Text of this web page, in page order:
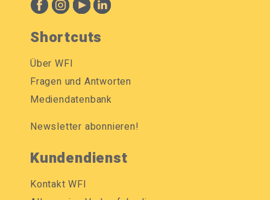
Shortcuts
Über WFI
Fragen und Antworten
Mediendatenbank
Newsletter abonnieren!
Kundendienst
Kontakt WFI